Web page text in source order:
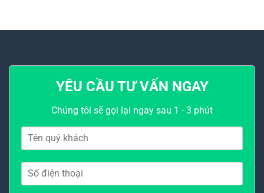
YÊU CẦU TƯ VẤN NGAY
Chúng tôi sẽ gọi lại ngay sau 1 - 3 phút